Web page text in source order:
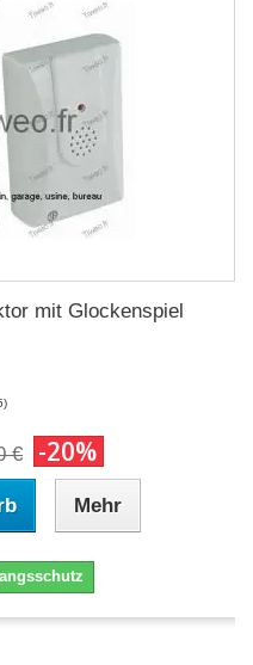
mit Glockenspiel
€ -20%
Mehr